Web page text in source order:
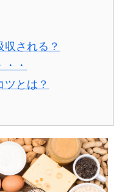
される？
・
ツとは？